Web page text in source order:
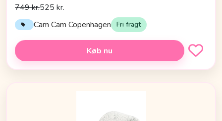
749 kr.525 kr.
Cam Cam Copenhagen Fri fragt
Køb nu